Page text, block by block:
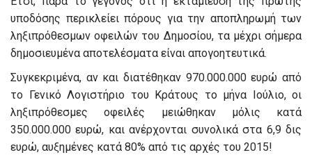
υποδόσης περικλείει πόρους για την αποπληρωμή των
ληξιπρόθεσμων οφειλών του Δημοσίου, τα μέχρι σήμερα
δημοσιευμένα αποτελέσματα είναι απογοητευτικά.
Συγκεκριμένα, αν και διατέθηκαν 970.000.000 ευρώ από
το Γενικό Λογιστήριο του Κράτους το μήνα Ιούλιο, οι
ληξιπρόθεσμες οφειλές μειώθηκαν μόλις κατά
350.000.000 ευρώ, και ανέρχονται συνολικά στα 6,9 δις
ευρώ, αυξημένες κατά 80% από τις αρχές του 2015!